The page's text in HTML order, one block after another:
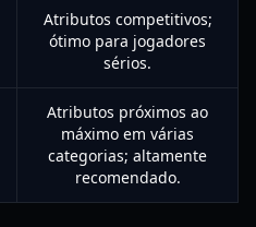
Atributos competitivos;
ótimo para jogadores
sérios.
Atributos próximos ao
máximo em várias
categorias; altamente
recomendado.